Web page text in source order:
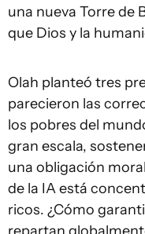
una nueva Torre de
que Dios y la
Olah planteó tres
parecieron las
los pobres del
gran escala,
una obligación
de la IA está
ricos. ¿Cómo